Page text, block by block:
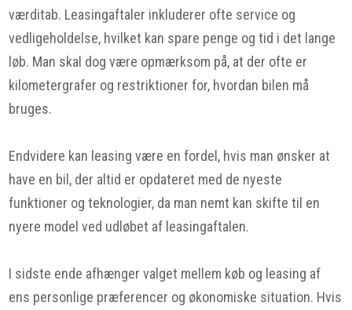
værditab. Leasingaftaler inkluderer ofte service og
vedligeholdelse, hvilket kan spare penge og tid i det lange
løb. Man skal dog være opmærksom på, at der ofte er
kilometergrafer og restriktioner for, hvordan bilen må
bruges.
Endvidere kan leasing være en fordel, hvis man ønsker at
have en bil, der altid er opdateret med de nyeste
funktioner og teknologier, da man nemt kan skifte til en
nyere model ved udløbet af leasingaftalen.
I sidste ende afhænger valget mellem køb og leasing af
ens personlige præferencer og økonomiske situation. Hvis